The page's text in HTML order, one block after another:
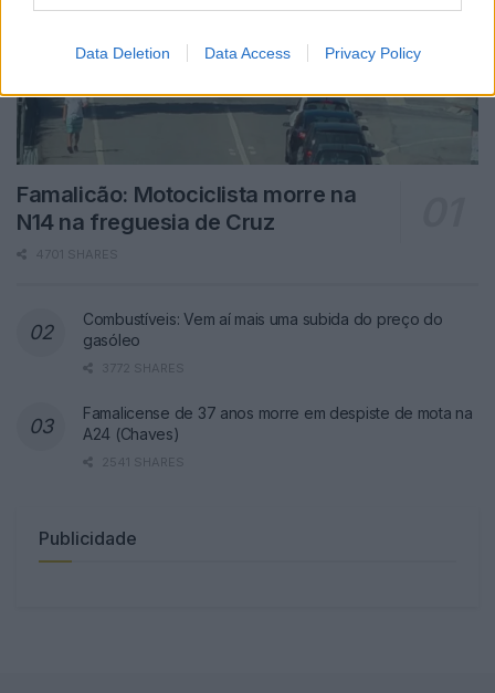
Data Deletion Data Access Privacy Policy
Famalicão: Motociclista morre na
N14 na freguesia de Cruz
4701 SHARES
Combustíveis: Vem aí mais uma subida do preço do
gasóleo
3772 SHARES
Famalicense de 37 anos morre em despiste de mota na
A24 (Chaves)
2541 SHARES
Publicidade